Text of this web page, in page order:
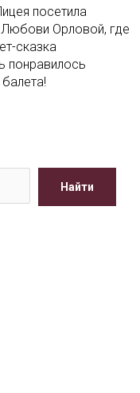
посетила
Любови Орловой, где
сказка
понравилось
Найти